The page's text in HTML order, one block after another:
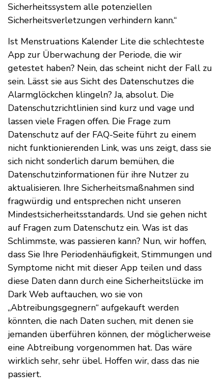
Sicherheitssystem alle potenziellen
Sicherheitsverletzungen verhindern kann.“
Ist Menstruations Kalender Lite die schlechteste
App zur Überwachung der Periode, die wir
getestet haben? Nein, das scheint nicht der Fall zu
sein. Lässt sie aus Sicht des Datenschutzes die
Alarmglöckchen klingeln? Ja, absolut. Die
Datenschutzrichtlinien sind kurz und vage und
lassen viele Fragen offen. Die Frage zum
Datenschutz auf der FAQ-Seite führt zu einem
nicht funktionierenden Link, was uns zeigt, dass sie
sich nicht sonderlich darum bemühen, die
Datenschutzinformationen für ihre Nutzer zu
aktualisieren. Ihre Sicherheitsmaßnahmen sind
fragwürdig und entsprechen nicht unseren
Mindestsicherheitsstandards. Und sie gehen nicht
auf Fragen zum Datenschutz ein. Was ist das
Schlimmste, was passieren kann? Nun, wir hoffen,
dass Sie Ihre Periodenhäufigkeit, Stimmungen und
Symptome nicht mit dieser App teilen und dass
diese Daten dann durch eine Sicherheitslücke im
Dark Web auftauchen, wo sie von
„Abtreibungsgegnern“ aufgekauft werden
könnten, die nach Daten suchen, mit denen sie
jemanden überführen können, der möglicherweise
eine Abtreibung vorgenommen hat. Das wäre
wirklich sehr, sehr übel. Hoffen wir, dass das nie
passiert.